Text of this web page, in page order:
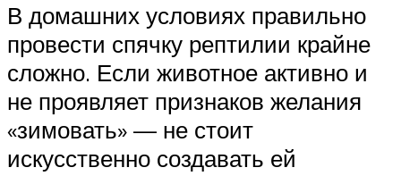
В домашних условиях правильно
провести спячку рептилии крайне
сложно. Если животное активно и
не проявляет признаков желания
«зимовать» — не стоит
искусственно создавать ей